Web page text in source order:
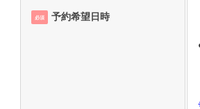
必須 予約希望日時